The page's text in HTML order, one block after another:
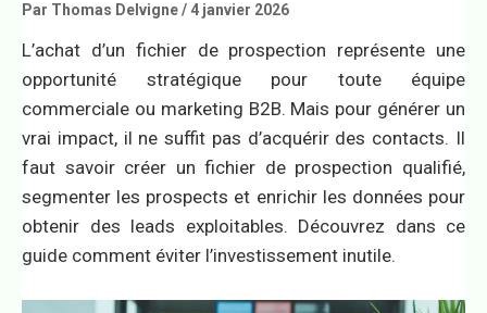
Par Thomas Delvigne/ 4 janvier 2026
L’achat d’un fichier de prospection représente une
opportunité stratégique pour toute équipe
commerciale ou marketing B2B. Mais pour générer un
vrai impact, il ne suffit pas d’acquérir des contacts. Il
faut savoir créer un fichier de prospection qualifié,
segmenter les prospects et enrichir les données pour
obtenir des leads exploitables. Découvrez dans ce
guide comment éviter l’investissement inutile.